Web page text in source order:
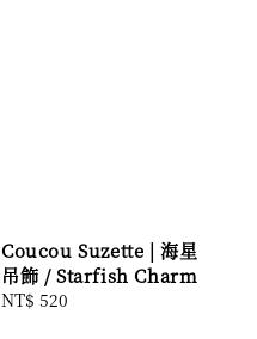
Coucou Suzette | 海星
吊飾 / Starfish Charm
Regular
NT$ 520